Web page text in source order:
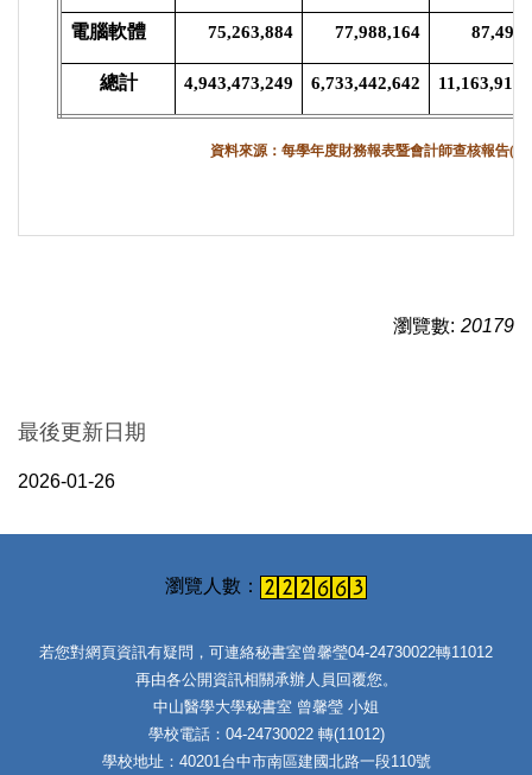
電腦軟體 75,263,884 77,988,164
總計 4,943,473,249 6,733,442,642
資料來源：每學年度財務報表暨會計師查核報告(
瀏覽數: 20179
最後更新日期
2026-01-26
若您對網頁資訊有疑問，可連絡秘書室曾馨瑩04-24730022轉11012
再由各公開資訊相關承辦人員回覆您。
中山醫學大學秘書室 曾馨瑩 小姐
學校電話：04-24730022 轉(11012)
學校地址：40201台中市南區建國北路一段110號